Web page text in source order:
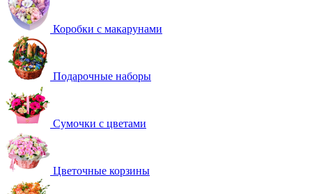
Коробки с макарунами
Подарочные наборы
Сумочки с цветами
Цветочные корзины